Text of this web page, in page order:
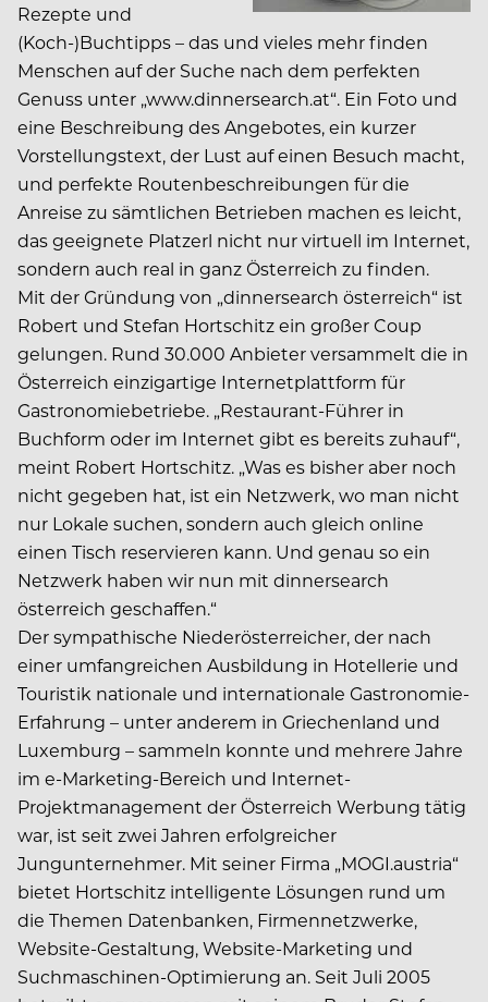
Rezepte und
(Koch-)Buchtipps – das und vieles mehr finden
Menschen auf der Suche nach dem perfekten
Genuss unter „www.dinnersearch.at“. Ein Foto und
eine Beschreibung des Angebotes, ein kurzer
Vorstellungstext, der Lust auf einen Besuch macht,
und perfekte Routenbeschreibungen für die
Anreise zu sämtlichen Betrieben machen es leicht,
das geeignete Platzerl nicht nur virtuell im Internet,
sondern auch real in ganz Österreich zu finden.
Mit der Gründung von „dinnersearch österreich“ ist
Robert und Stefan Hortschitz ein großer Coup
gelungen. Rund 30.000 Anbieter versammelt die in
Österreich einzigartige Internetplattform für
Gastronomiebetriebe. „Restaurant-Führer in
Buchform oder im Internet gibt es bereits zuhauf“,
meint Robert Hortschitz. „Was es bisher aber noch
nicht gegeben hat, ist ein Netzwerk, wo man nicht
nur Lokale suchen, sondern auch gleich online
einen Tisch reservieren kann. Und genau so ein
Netzwerk haben wir nun mit dinnersearch
österreich geschaffen.“
Der sympathische Niederösterreicher, der nach
einer umfangreichen Ausbildung in Hotellerie und
Touristik nationale und internationale Gastronomie-
Erfahrung – unter anderem in Griechenland und
Luxemburg – sammeln konnte und mehrere Jahre
im e-Marketing-Bereich und Internet-
Projektmanagement der Österreich Werbung tätig
war, ist seit zwei Jahren erfolgreicher
Jungunternehmer. Mit seiner Firma „MOGI.austria“
bietet Hortschitz intelligente Lösungen rund um
die Themen Datenbanken, Firmennetzwerke,
Website-Gestaltung, Website-Marketing und
Suchmaschinen-Optimierung an. Seit Juli 2005